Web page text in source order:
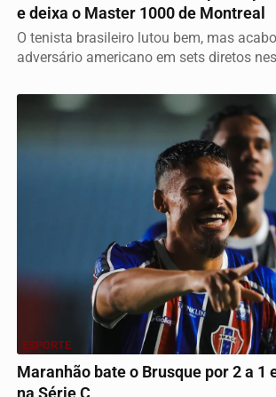
e deixa o Master 1000 de Montreal
O tenista brasileiro lutou bem, mas
adversário americano em sets diretos
ESPORTE
Maranhão bate o Brusque por 2 a 1
na Série C